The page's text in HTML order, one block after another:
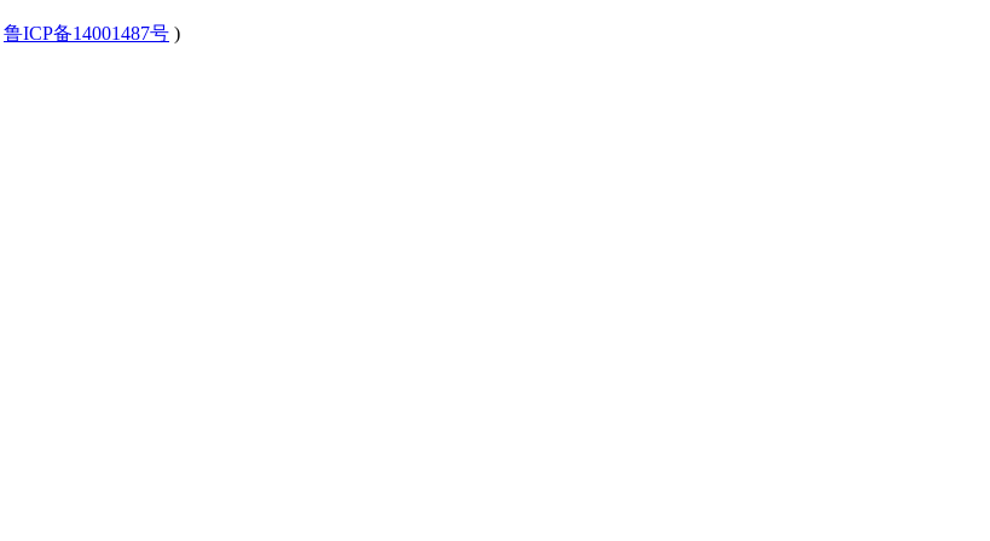
鲁ICP备14001487号 )